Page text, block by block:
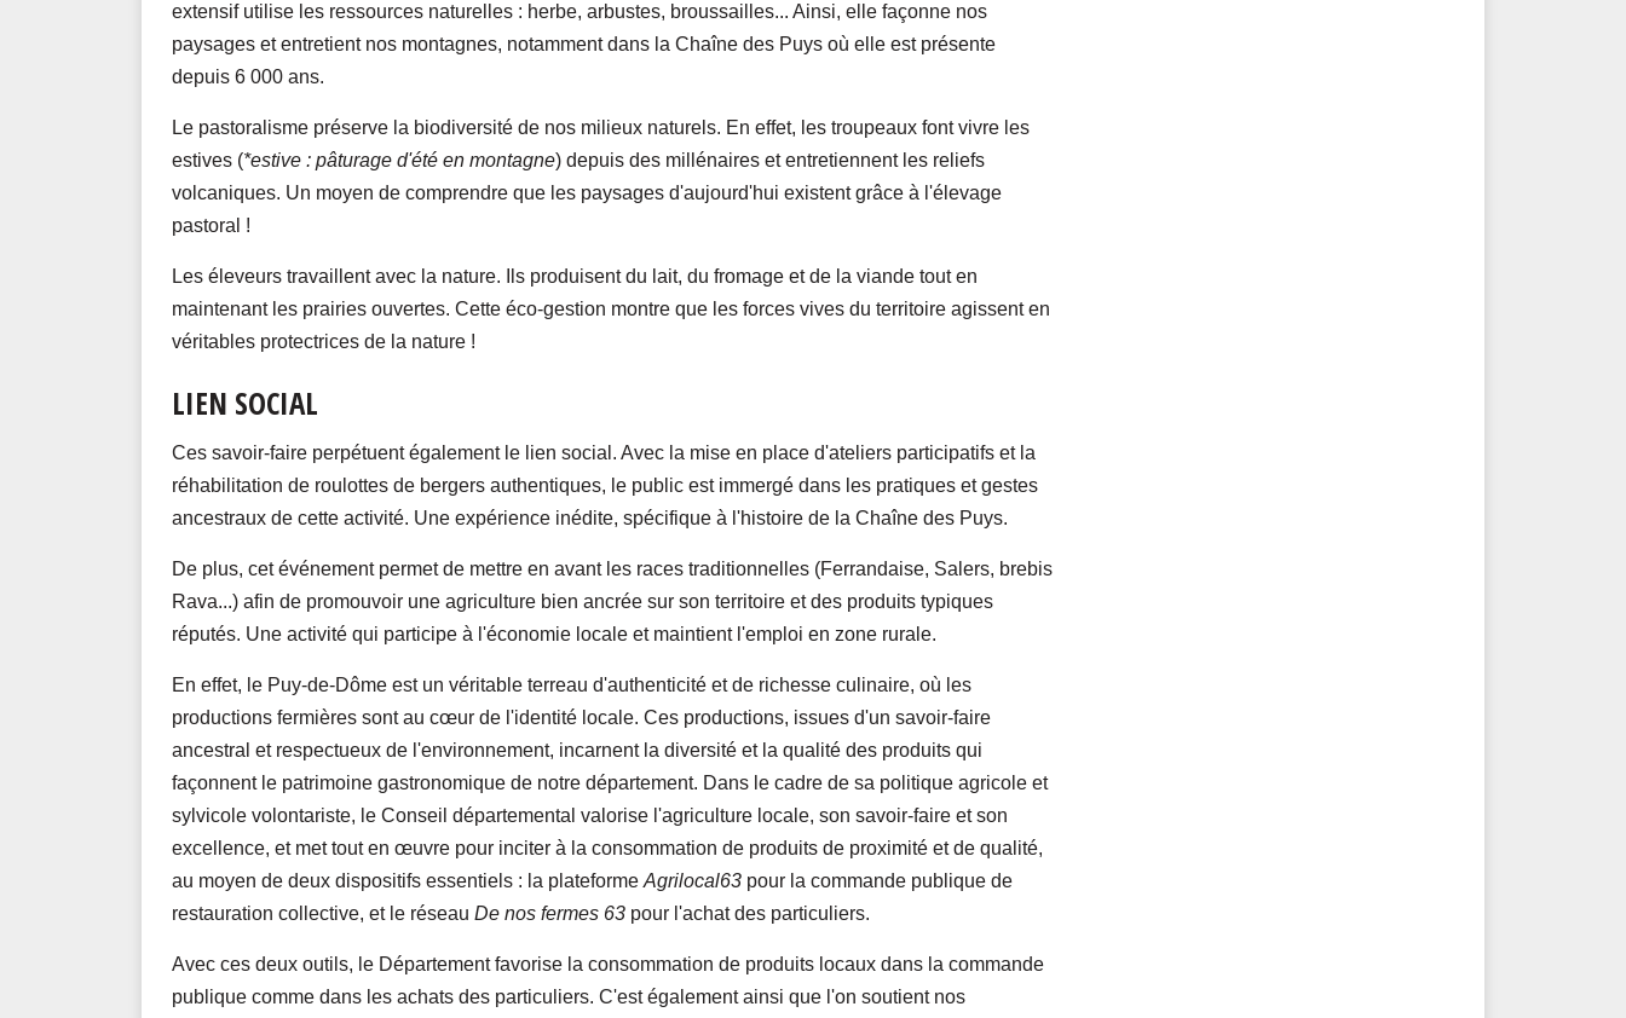
extensif utilise les ressources naturelles : herbe, arbustes, broussailles... Ainsi, elle façonne nos
paysages et entretient nos montagnes, notamment dans la Chaîne des Puys où elle est présente
depuis 6 000 ans.
Le pastoralisme préserve la biodiversité de nos milieux naturels. En effet, les troupeaux font vivre les
estives (*estive : pâturage d'été en montagne) depuis des millénaires et entretiennent les reliefs
volcaniques. Un moyen de comprendre que les paysages d'aujourd'hui existent grâce à l'élevage
pastoral !
Les éleveurs travaillent avec la nature. Ils produisent du lait, du fromage et de la viande tout en
maintenant les prairies ouvertes. Cette éco-gestion montre que les forces vives du territoire agissent en
véritables protectrices de la nature !
LIEN SOCIAL
Ces savoir-faire perpétuent également le lien social. Avec la mise en place d'ateliers participatifs et la
réhabilitation de roulottes de bergers authentiques, le public est immergé dans les pratiques et gestes
ancestraux de cette activité. Une expérience inédite, spécifique à l'histoire de la Chaîne des Puys.
De plus, cet événement permet de mettre en avant les races traditionnelles (Ferrandaise, Salers, brebis
Rava...) afin de promouvoir une agriculture bien ancrée sur son territoire et des produits typiques
réputés. Une activité qui participe à l'économie locale et maintient l'emploi en zone rurale.
En effet, le Puy-de-Dôme est un véritable terreau d'authenticité et de richesse culinaire, où les
productions fermières sont au cœur de l'identité locale. Ces productions, issues d'un savoir-faire
ancestral et respectueux de l'environnement, incarnent la diversité et la qualité des produits qui
façonnent le patrimoine gastronomique de notre département. Dans le cadre de sa politique agricole et
sylvicole volontariste, le Conseil départemental valorise l'agriculture locale, son savoir-faire et son
excellence, et met tout en œuvre pour inciter à la consommation de produits de proximité et de qualité,
au moyen de deux dispositifs essentiels : la plateforme Agrilocal63 pour la commande publique de
restauration collective, et le réseau De nos fermes 63 pour l'achat des particuliers.
Avec ces deux outils, le Département favorise la consommation de produits locaux dans la commande
publique comme dans les achats des particuliers. C'est également ainsi que l'on soutient nos